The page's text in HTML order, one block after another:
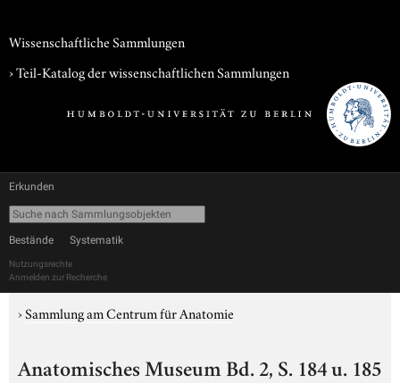
Wissenschaftliche Sammlungen
› Teil-Katalog der wissenschaftlichen Sammlungen
Erkunden
Bestände Systematik
Nutzungsrechte
Anmelden zur Recherche
›Sammlung am Centrum für Anatomie
Anatomisches Museum Bd. 2, S. 184 u. 185